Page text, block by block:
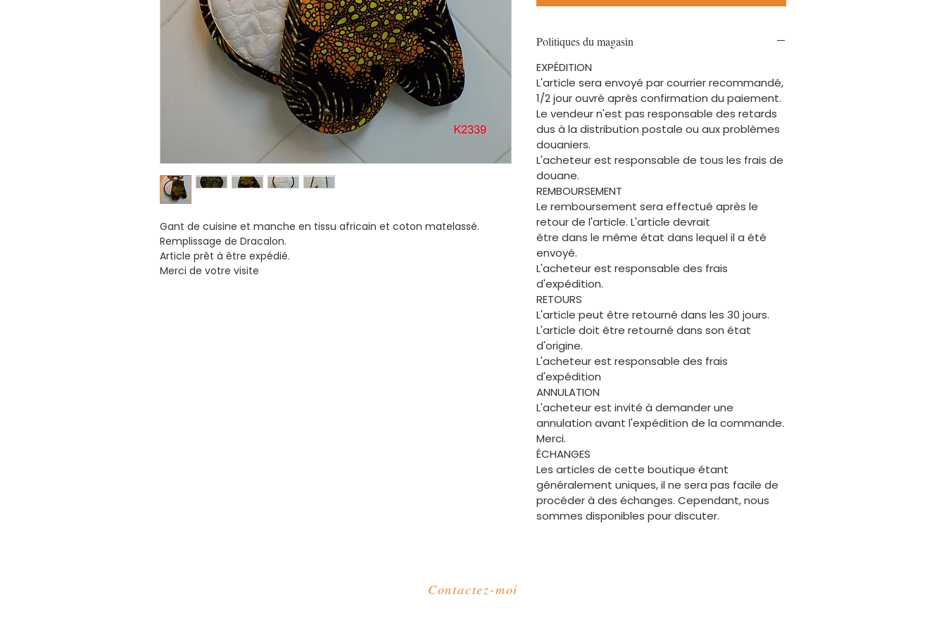
Gant de cuisine et manche en tissu africain et coton matelassé.
Remplissage de Dracalon.
Article prêt à être expédié.
Merci de votre visite
Politiques du magasin
EXPÉDITION
L'article sera envoyé par courrier recommandé,
1/2 jour ouvré après confirmation du paiement.
Le vendeur n'est pas responsable des retards
dus à la distribution postale ou aux problèmes
douaniers.
L'acheteur est responsable de tous les frais de
douane.
REMBOURSEMENT
Le remboursement sera effectué après le
retour de l'article. L'article devrait
être dans le même état dans lequel il a été
envoyé.
L'acheteur est responsable des frais
d'expédition.
RETOURS
L'article peut être retourné dans les 30 jours.
L'article doit être retourné dans son état
d'origine.
L'acheteur est responsable des frais
d'expédition
ANNULATION
L'acheteur est invité à demander une
annulation avant l'expédition de la commande.
Merci.
ÉCHANGES
Les articles de cette boutique étant
généralement uniques, il ne sera pas facile de
procéder à des échanges. Cependant, nous
sommes disponibles pour discuter.
Contactez-moi